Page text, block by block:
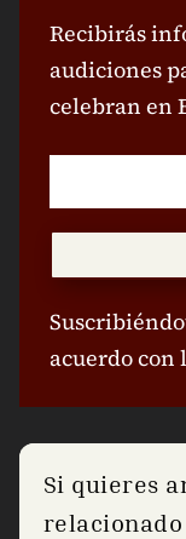
Recibirás
audiciones
celebran en
acuerdo con
Si quieres